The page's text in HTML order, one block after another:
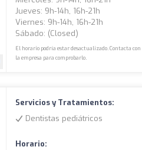
Jueves: 9h-14h, 16h-21h
Viernes: 9h-14h, 16h-21h
Sábado: (closed)
El horario podría estar desactualizado. Contacta con
la empresa para comprobarlo.
Servicios y Tratamientos:
Dentistas pediátricos
Horario: